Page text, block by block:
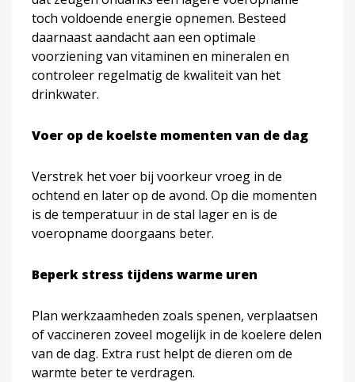
toch voldoende energie opnemen. Besteed
daarnaast aandacht aan een optimale
voorziening van vitaminen en mineralen en
controleer regelmatig de kwaliteit van het
drinkwater.
Voer op de koelste momenten van de dag
Verstrek het voer bij voorkeur vroeg in de
ochtend en later op de avond. Op die momenten
is de temperatuur in de stal lager en is de
voeropname doorgaans beter.
Beperk stress tijdens warme uren
Plan werkzaamheden zoals spenen, verplaatsen
of vaccineren zoveel mogelijk in de koelere delen
van de dag. Extra rust helpt de dieren om de
warmte beter te verdragen.